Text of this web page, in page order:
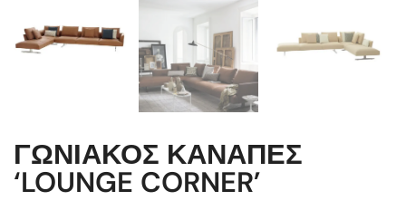
ΓΩΝΙΑΚΟΣ ΚΑΝΑΠΕΣ
‘LOUNGE CORNER’